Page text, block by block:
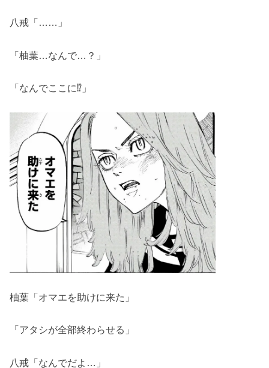
八戒「……」
「柚葉…なんで…？」
「なんでここに⁉」
柚葉「オマエを助けに来た」
「アタシが全部終わらせる」
八戒「なんでだよ…」